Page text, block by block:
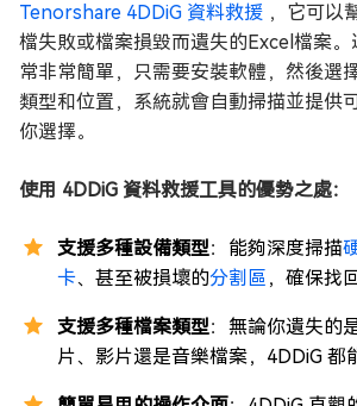
Tenorshare 4DDiG 資料救援 ，它可以
檔失敗或檔案損毀而遺失的Excel檔案
常非常簡單，只需要安裝軟體，然後選
類型和位置，系統就會自動掃描並提供
你選擇。
使用 4DDiG 資料救援工具的優勢之處：
支援多種設備類型：能夠深度掃描
卡、甚至被損壞的分割區 ，確保找
支援多種檔案類型：無論你遺失的
片、影片還是音樂檔案，4DDiG 都